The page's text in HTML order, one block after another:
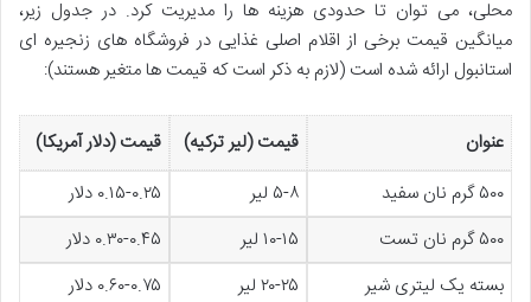
محلی، می توان تا حدودی هزینه ها را مدیریت کرد. در جدول زیر،
میانگین قیمت برخی از اقلام اصلی غذایی در فروشگاه های زنجیره ای
استانبول ارائه شده است (لازم به ذکر است که قیمت ها متغیر هستند):
عنوان قیمت (لیر ترکیه)
قیمت (دلار آمریکا)
۵۰۰ گرم نان سفید
۵-۸ لیر
۰.۱۵-۰.۲۵ دلار
۵۰۰ گرم نان تست
۱۰-۱۵ لیر
۰.۳۰-۰.۴۵ دلار
بسته یک لیتری شیر
۲۰-۲۵ لیر
۰.۶۰-۰.۷۵ دلار